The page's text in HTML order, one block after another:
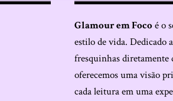
Glamour em Focoé o
estilo de vida. Dedicado
fresquinhas diretamente
oferecemos uma visão
cada leitura em uma